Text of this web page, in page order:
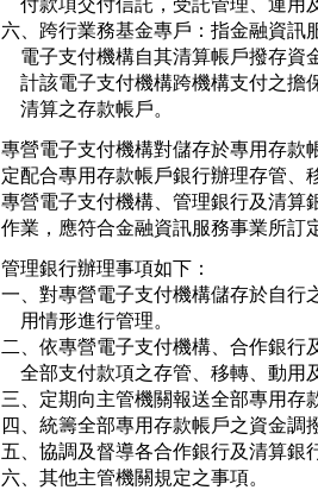
付款項交付信託，受託管理、運用
六、跨行業務基金專戶：指金融資訊
電子支付機構自其清算帳戶撥存
計該電子支付機構跨機構支付之
    清算之存款帳戶。
專營電子支付機構對儲存於專用存款
定配合專用存款帳戶銀行辦理存管、
專營電子支付機構、管理銀行及清算
作業，應符合金融資訊服務事業所訂
管理銀行辦理事項如下：
一、對專營電子支付機構儲存於自行
    用情形進行管理。
二、依專營電子支付機構、合作銀行
全部支付款項之存管、移轉、動用
三、定期向主管機關報送全部專用存
四、統籌全部專用存款帳戶之資金調
五、協調及督導各合作銀行及清算銀
六、其他主管機關規定之事項。